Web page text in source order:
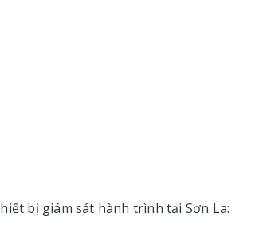
bị giám sát hành trình tại Sơn La: